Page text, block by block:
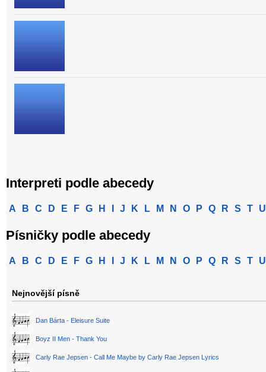
Interpreti podle abecedy
A B C D E F G H J K L M N O P Q R S T U
Písničky podle abecedy
A B C D E F G H J K L M N O P Q R S T U
Nejnovější písně
Dan Bárta - Eleisure Suite
Boyz II Men - Thank You
Carly Rae Jepsen - Call Me Maybe by Carly Rae Jepsen Lyrics